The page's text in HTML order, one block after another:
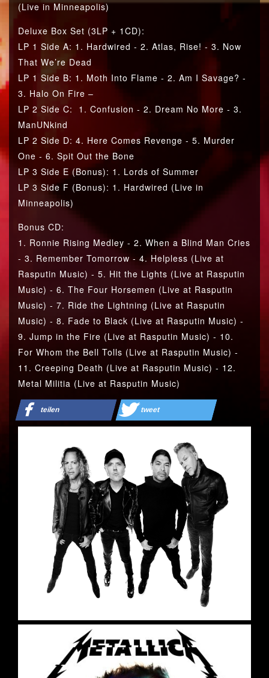
(Live in Minneapolis)
Deluxe Box Set (3LP + 1CD):
LP 1 Side A: 1. Hardwired - 2. Atlas, Rise! - 3. Now
That We’re Dead
LP 1 Side B: 1. Moth Into Flame - 2. Am I Savage? -
3. Halo On Fire –
LP 2 Side C: 1. Confusion - 2. Dream No More - 3.
ManUNkind
LP 2 Side D: 4. Here Comes Revenge - 5. Murder
One - 6. Spit Out the Bone
LP 3 Side E (Bonus): 1. Lords of Summer
LP 3 Side F (Bonus): 1. Hardwired (Live in
Minneapolis)
Bonus CD:
1. Ronnie Rising Medley - 2. When a Blind Man Cries
- 3. Remember Tomorrow - 4. Helpless (Live at
Rasputin Music) - 5. Hit the Lights (Live at Rasputin
Music) - 6. The Four Horsemen (Live at Rasputin
Music) - 7. Ride the Lightning (Live at Rasputin
Music) - 8. Fade to Black (Live at Rasputin Music) -
9. Jump in the Fire (Live at Rasputin Music) - 10.
For Whom the Bell Tolls (Live at Rasputin Music) -
11. Creeping Death (Live at Rasputin Music) - 12.
Metal Militia (Live at Rasputin Music)
teilen tweet